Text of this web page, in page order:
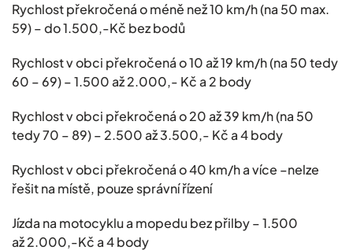
Rychlost překročená o méně než 10 km/h (na 50 max.
59) – do 1.500,-Kč bez bodů
Rychlost v obci překročená o 10 až 19 km/h (na 50 tedy
60 – 69) – 1.500 až 2.000,- Kč a 2 body
Rychlost v obci překročená o 20 až 39 km/h (na 50
tedy 70 – 89) – 2.500 až 3.500,- Kč a 4 body
Rychlost v obci překročená o 40 km/h a více –nelze
řešit na místě, pouze správní řízení
Jízda na motocyklu a mopedu bez přilby – 1.500
až 2.000,-Kč a 4 body